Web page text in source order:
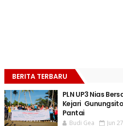
BERITA TERBARU
PLN UP3 Nias
Kejari
Pantai
Budi Gea Jun